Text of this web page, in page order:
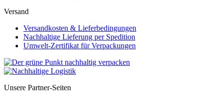
Versand
Versandkosten & Lieferbedingungen
Nachhaltige Lieferung per Spedition
Umwelt-Zertifikat für Verpackungen
Unsere Partner-Seiten